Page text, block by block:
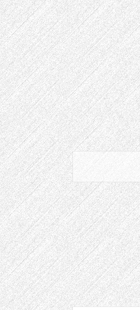
Doorgaan
naar
artikel